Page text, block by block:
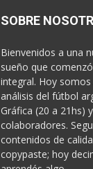
SOBRE
Bienvenidos a una
sueño que
integral. Hoy somos
análisis del fútbol
Gráfica (20 a 21hs)
colaboradores.
contenidos de
copypaste; hoy